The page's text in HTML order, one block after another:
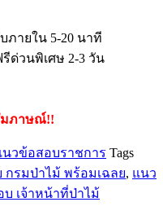
ภายใน 5-20 นาที
ด่วนพิเศษ 2-3 วัน
มภาษณ์!!
นวข้อสอบราชการ Tags
กรมป่าไม้ พร้อมเฉลย, แนว
เจ้าหน้าที่ป่าไม้